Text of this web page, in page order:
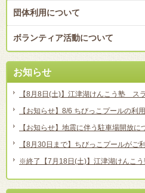
団体利用について
ボランティア活動について
お知らせ
【8月8日(土)】江津湖けんこう塾 ス
【お知らせ】8/6 ちびっこプールの利
【お知らせ】地震に伴う駐車場開放に
【8月30日まで】ちびっこプールがご
※終了【7月18日(土)】江津湖けんこ